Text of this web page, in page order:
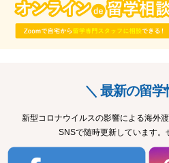
＼ 最新の留学
新型コロナウイルスの影響による海外
SNSで随時更新しています。